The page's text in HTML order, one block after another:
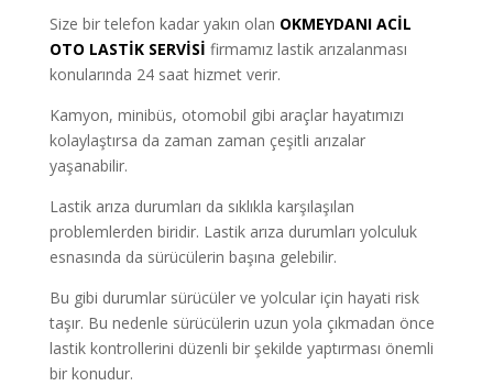
Size bir telefon kadar yakın olan OKMEYDANI ACİL
OTO LASTİK SERVİSİ firmamız lastik arızalanması
konularında 24 saat hizmet verir.
Kamyon, minibüs, otomobil gibi araçlar hayatımızı
kolaylaştırsa da zaman zaman çeşitli arızalar
yaşanabilir.
Lastik arıza durumları da sıklıkla karşılaşılan
problemlerden biridir. Lastik arıza durumları yolculuk
esnasında da sürücülerin başına gelebilir.
Bu gibi durumlar sürücüler ve yolcular için hayati risk
taşır. Bu nedenle sürücülerin uzun yola çıkmadan önce
lastik kontrollerini düzenli bir şekilde yaptırması önemli
bir konudur.